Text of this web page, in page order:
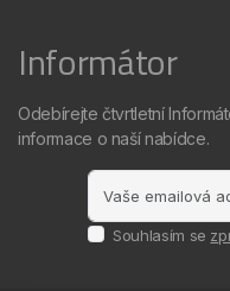
Informátor
Odebírejte čtvrtletní
informace o naší nabídce.
Souhlasím se